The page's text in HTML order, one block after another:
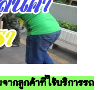
ากลูกค้าที่ใช้บริการรถ